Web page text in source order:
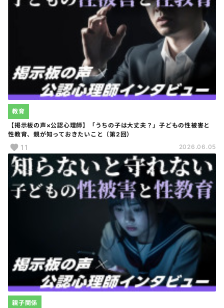
【掲示板の声×公認心理師】「うちの子は大丈夫？」子どもの性被害と
性教育、親が知っておきたいこと（第2回）
教育
11 2026.06.05
親子関係